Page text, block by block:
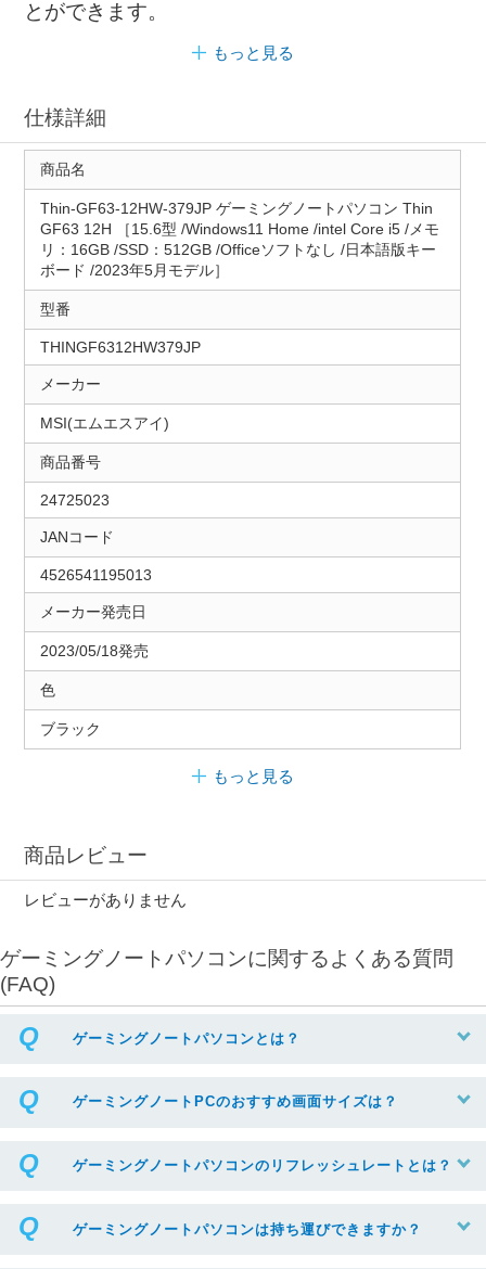
とができます。
もっと見る
仕様詳細
商品名
Thin-GF63-12HW-379JP ゲーミングノートパソコン Thin
GF63 12H ［15.6型 /Windows11 Home /intel Core i5 /メモ
リ：16GB /SSD：512GB /Officeソフトなし /日本語版キー
ボード /2023年5月モデル］
型番
THINGF6312HW379JP
メーカー
MSI(エムエスアイ)
商品番号
24725023
JANコード
4526541195013
メーカー発売日
2023/05/18発売
色
ブラック
もっと見る
商品レビュー
レビューがありません
ゲーミングノートパソコンに関するよくある質問
(FAQ)
ゲーミングノートパソコンとは？
ゲーミングノートPCのおすすめ画面サイズは？
ゲーミングノートパソコンのリフレッシュレートとは？
ゲーミングノートパソコンは持ち運びできますか？